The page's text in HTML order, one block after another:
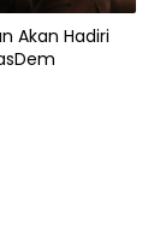
Akan Hadiri